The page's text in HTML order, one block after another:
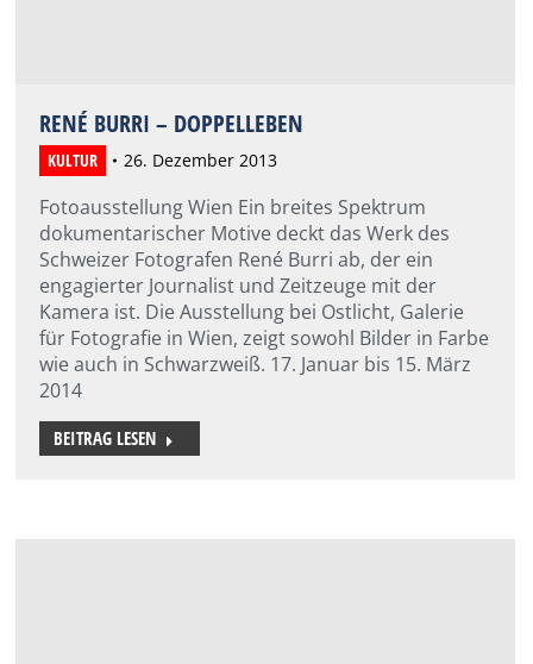
RENÉ BURRI – DOPPELLEBEN
KULTUR 26. Dezember 2013
Fotoausstellung Wien Ein breites Spektrum
dokumentarischer Motive deckt das Werk des
Schweizer Fotografen René Burri ab, der ein
engagierter Journalist und Zeitzeuge mit der
Kamera ist. Die Ausstellung bei Ostlicht, Galerie
für Fotografie in Wien, zeigt sowohl Bilder in Farbe
wie auch in Schwarzweiß. 17. Januar bis 15. März
2014
BEITRAG LESEN